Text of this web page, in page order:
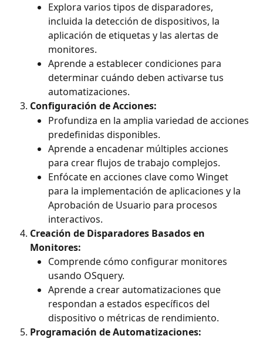
Explora varios tipos de disparadores,
incluida la detección de dispositivos, la
aplicación de etiquetas y las alertas de
monitores.
Aprende a establecer condiciones para
determinar cuándo deben activarse tus
automatizaciones.
Configuración de Acciones:
Profundiza en la amplia variedad de acciones
predefinidas disponibles.
Aprende a encadenar múltiples acciones
para crear flujos de trabajo complejos.
Enfócate en acciones clave como Winget
para la implementación de aplicaciones y la
Aprobación de Usuario para procesos
interactivos.
Creación de Disparadores Basados en
Monitores:
Comprende cómo configurar monitores
usando OSquery.
Aprende a crear automatizaciones que
respondan a estados específicos del
dispositivo o métricas de rendimiento.
Programación de Automatizaciones: